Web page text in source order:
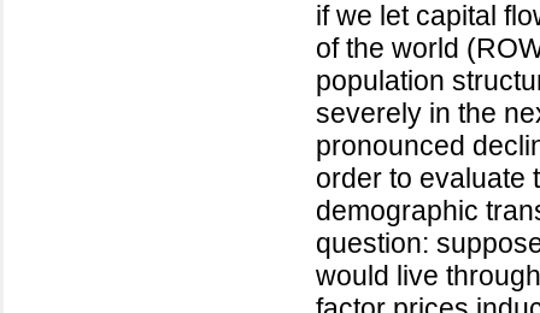
if we let capital
of the world
population
severely in the
pronounced
order to evaluate
demographic
question:
would live